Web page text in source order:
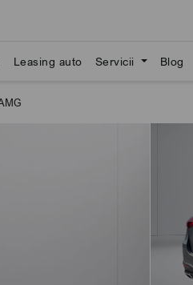
Leasing auto Servicii Blog